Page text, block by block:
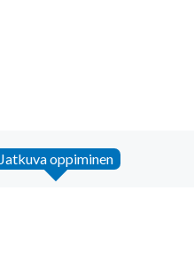
Jatkuva oppiminen